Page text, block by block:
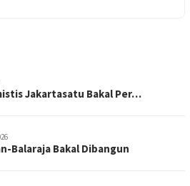
Jakartasatu Bakal Per…
Balaraja Bakal Dibangun